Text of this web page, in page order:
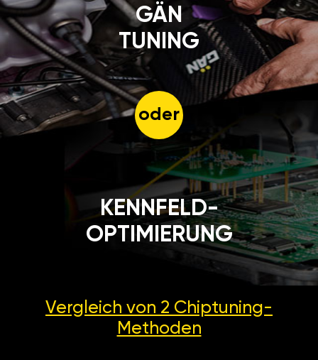
GÄN
TUNING
oder
KENNFELD-
OPTIMIERUNG
Vergleich von 2 Chiptuning-
Methoden